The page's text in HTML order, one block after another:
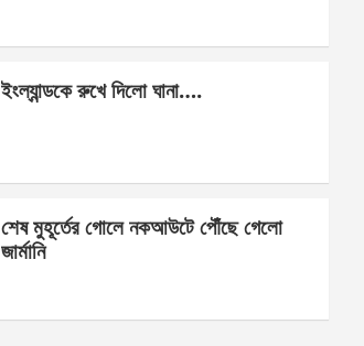
ইংল্যান্ডকে রুখে দিলো ঘানা….
শেষ মুহূর্তের গোলে নকআউটে পৌঁছে গেলো
জার্মানি